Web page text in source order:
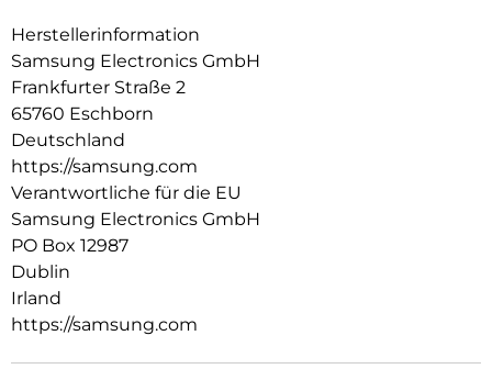
Herstellerinformation
Samsung Electronics GmbH
Frankfurter Straße 2
65760 Eschborn
Deutschland
https://samsung.com
Verantwortliche für die EU
Samsung Electronics GmbH
PO Box 12987
Dublin
Irland
https://samsung.com